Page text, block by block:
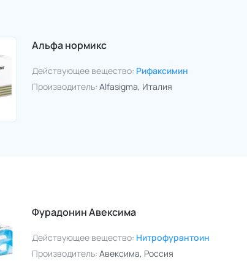
Альфа нормикс
Действующее вещество: Рифаксимин
Производитель: Alfasigma, Италия
Фурадонин Авексима
Действующее вещество: Нитрофурантоин
Производитель: Авексима, Россия